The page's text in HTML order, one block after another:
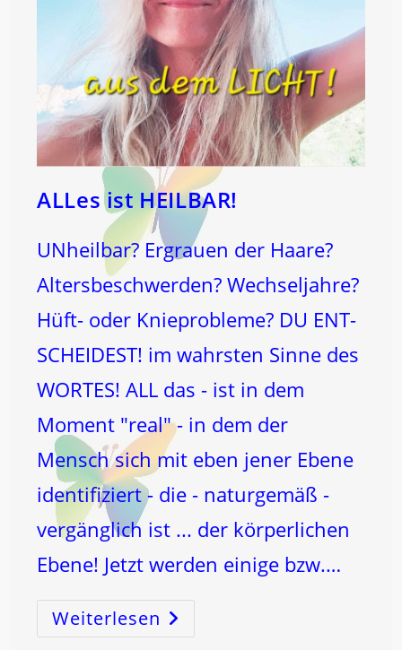
ALLes ist HEILBAR!
UNheilbar? Ergrauen der Haare?
Altersbeschwerden? Wechseljahre?
Hüft- oder Knieprobleme? DU ENT-
SCHEIDEST! im wahrsten Sinne des
WORTES! ALL das - ist in dem
Moment "real" - in dem der
Mensch sich mit eben jener Ebene
identifiziert - die - naturgemäß -
vergänglich ist ... der körperlichen
Ebene! Jetzt werden einige bzw.…
Weiterlesen ALLes
Ist
HEILBAR!